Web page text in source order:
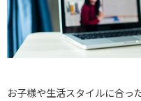
お子様や生活スタイルに合っ